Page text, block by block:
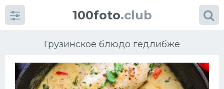
100foto.club
Грузинское блюдо гедлибже